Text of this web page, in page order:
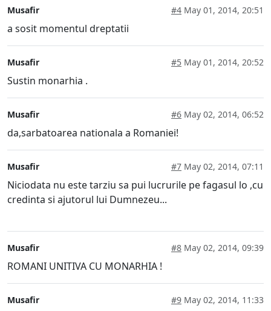
Musafir #4 May 01, 2014, 20:51
a sosit momentul dreptatii
Musafir #5 May 01, 2014, 20:52
Sustin monarhia .
Musafir #6 May 02, 2014, 06:52
da,sarbatoarea nationala a Romaniei!
Musafir #7 May 02, 2014, 07:11
Niciodata nu este tarziu sa pui lucrurile pe fagasul lo ,cu
credinta si ajutorul lui Dumnezeu...
Musafir #8 May 02, 2014, 09:39
ROMANI UNITIVA CU MONARHIA !
Musafir #9 May 02, 2014, 11:33